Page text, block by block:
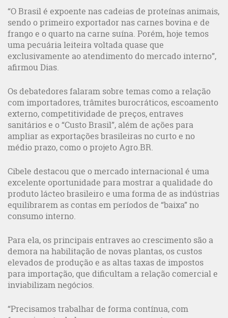
“O Brasil é expoente nas cadeias de proteínas animais,
sendo o primeiro exportador nas carnes bovina e de
frango e o quarto na carne suína. Porém, hoje temos
uma pecuária leiteira voltada quase que
exclusivamente ao atendimento do mercado interno”,
afirmou Dias.
Os debatedores falaram sobre temas como a relação
com importadores, trâmites burocráticos, escoamento
externo, competitividade de preços, entraves
sanitários e o “Custo Brasil”, além de ações para
ampliar as exportações brasileiras no curto e no
médio prazo, como o projeto Agro.BR.
Cibele destacou que o mercado internacional é uma
excelente oportunidade para mostrar a qualidade do
produto lácteo brasileiro e uma forma de as indústrias
equilibrarem as contas em períodos de “baixa” no
consumo interno.
Para ela, os principais entraves ao crescimento são a
demora na habilitação de novas plantas, os custos
elevados de produção e as altas taxas de impostos
para importação, que dificultam a relação comercial e
inviabilizam negócios.
“Precisamos trabalhar de forma contínua, com